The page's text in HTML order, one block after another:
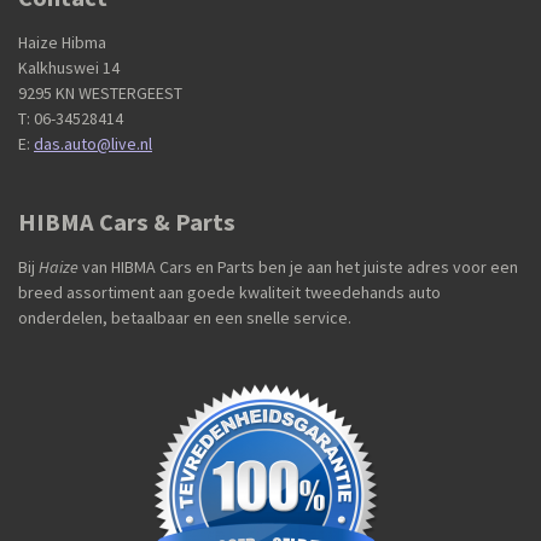
Haize Hibma
Kalkhuswei 14
9295 KN WESTERGEEST
T: 06-34528414
E: das.auto@live.nl
HIBMA Cars & Parts
Bij Haizevan HIBMA Cars en Parts ben je aan het juiste adres voor een
breed assortiment aan goede kwaliteit tweedehands auto
onderdelen, betaalbaar en een snelle service.